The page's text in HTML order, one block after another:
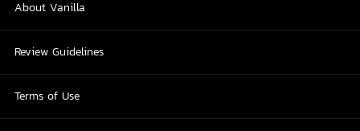
About Vanilla
Review Guidelines
Terms of Use